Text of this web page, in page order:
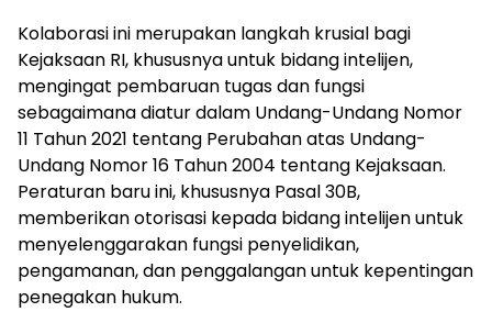
Kolaborasi ini merupakan langkah krusial bagi
Kejaksaan RI, khususnya untuk bidang intelijen,
mengingat pembaruan tugas dan fungsi
sebagaimana diatur dalam Undang-Undang Nomor
11 Tahun 2021 tentang Perubahan atas Undang-
Undang Nomor 16 Tahun 2004 tentang Kejaksaan.
Peraturan baru ini, khususnya Pasal 30B,
memberikan otorisasi kepada bidang intelijen untuk
menyelenggarakan fungsi penyelidikan,
pengamanan, dan penggalangan untuk kepentingan
penegakan hukum.